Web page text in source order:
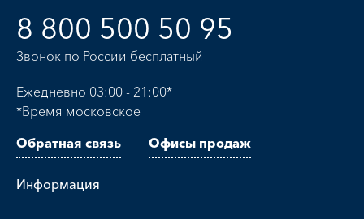
8 800 500 50 95
Звонок по России бесплатный
Ежедневно 03:00 - 21:00*
*Время московское
Обратная связь
Офисы продаж
Информация